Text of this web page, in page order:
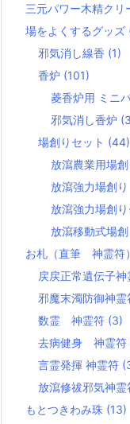
三元パワー木精クリ
場をよくするグッズ
邪気消し線香 (1)
香炉 (101)
菱香炉用 ミニ
邪気消し香炉
場創りセット (44)
放瀉農業用場
放瀉強力場創
放瀉強力場創り
放瀉移動式場
お札（直筆 神霊符
戻戻正常遺伝子神
邪魔末濁防御神霊
数霊 神霊符 (3)
去病健身 神霊符
言霊発揮 神霊符
放瀉修祓邪気神霊
もとつきわみ珠 (13)